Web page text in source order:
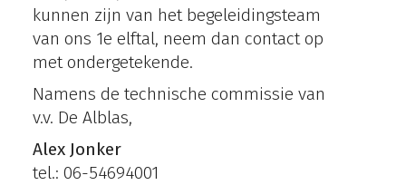
kunnen zijn van het begeleidingsteam
van ons 1e elftal, neem dan contact op
met ondergetekende.
Namens de technische commissie van
v.v. De Alblas,
Alex Jonker
tel.: 06-54694001